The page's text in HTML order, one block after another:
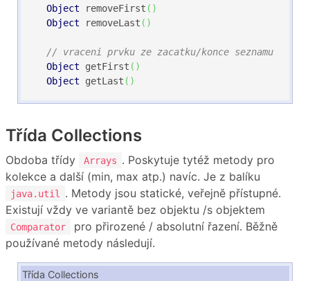
Object removeFirst ( )
Object removeLast ( )
// vraceni prvku ze zacatku/konce seznamu
Object getFirst ( )
Object getLast ( )
Třída Collections
Obdoba třídy Arrays . Poskytuje tytéž metody pro
kolekce a další (min, max atp.) navíc. Je z balíku
java.util
. Metody jsou statické, veřejně přístupné.
Existují vždy ve variantě bez objektu /s objektem
Comparator
pro přirozené / absolutní řazení. Běžně
používané metody následují.
Třída Collections